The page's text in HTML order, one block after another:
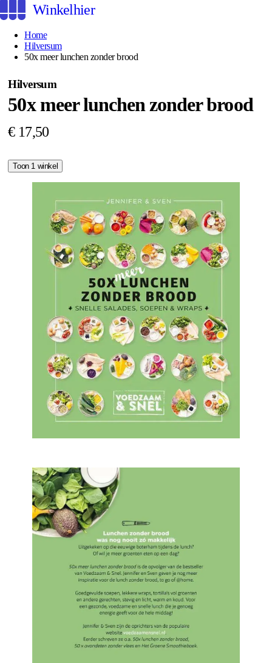
Winkelhier
Home
Hilversum
50x meer lunchen zonder brood
Hilversum
50x meer lunchen zonder brood
€ 17,50
Toon 1 winkel